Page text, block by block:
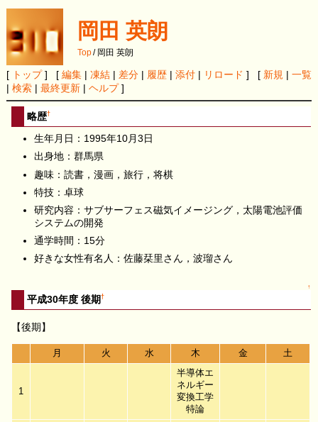
岡田 英朗
Top/ 岡田 英朗
[ トップ] [ 編集| 凍結| 差分| 履歴| 添付| リロード ] [ 新規 | 一覧
| 検索| 最終更新| ヘルプ]
略歴†
生年月日：1995年10月3日
出身地：群馬県
趣味：読書，漫画，旅行，将棋
特技：卓球
研究内容：サブサーフェス磁気イメージング，太陽電池評価
システムの開発
通学時間：15分
好きな女性有名人：佐藤栞里さん，波瑠さん
↑
平成30年度 後期†
【後期】
月 火 水 木 金 土
1
半導体エ
ネルギー
変換工学
特論